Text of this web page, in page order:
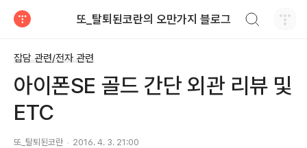
또_탈퇴된코란의 오만가지 블로그
잡담 관련/전자 관련
아이폰SE 골드 간단 외관 리뷰 및
ETC
또_탈퇴된코란 2016. 4. 3. 21:00